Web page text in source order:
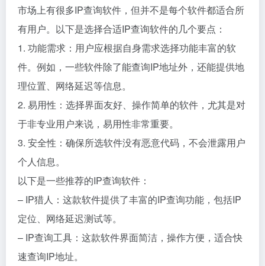
市场上有很多IP查询软件，但并不是每个软件都适合所
有用户。以下是选择合适IP查询软件的几个要点：
1. 功能需求：用户应根据自身需求选择功能丰富的软
件。例如，一些软件除了能查询IP地址外，还能提供地
理位置、网络延迟等信息。
2. 易用性：选择界面友好、操作简单的软件，尤其是对
于非专业用户来说，易用性非常重要。
3. 安全性：确保所选软件没有恶意代码，不会泄露用户
个人信息。
以下是一些推荐的IP查询软件：
– IP猎人：这款软件提供了丰富的IP查询功能，包括IP
定位、网络延迟测试等。
– IP查询工具：这款软件界面简洁，操作方便，适合快
速查询IP地址。